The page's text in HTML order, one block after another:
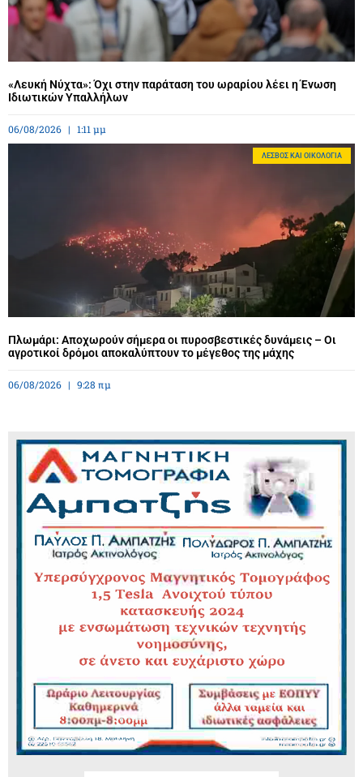
«Λευκή Νύχτα»: Όχι στην παράταση του ωραρίου λέει η Ένωση
Ιδιωτικών Υπαλλήλων
06/08/2026 1:11 μμ
ΛΈΣΒΟΣ ΚΑΙ ΟΙΚΟΛΟΓΊΑ
Πλωμάρι: Αποχωρούν σήμερα οι πυροσβεστικές δυνάμεις – Οι
αγροτικοί δρόμοι αποκαλύπτουν το μέγεθος της μάχης
06/08/2026 9:28 πμ